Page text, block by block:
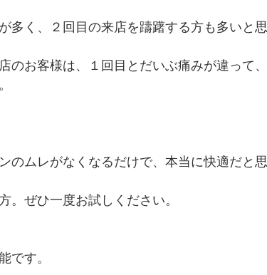
多く、２回目の来店を躊躇する方も多いと思
のお客様は、１回目とだいぶ痛みが違って
のムレがなくなるだけで、本当に快適だと思
。ぜひ一度お試しください。
です。